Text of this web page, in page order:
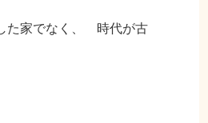
た家でなく、 時代が古